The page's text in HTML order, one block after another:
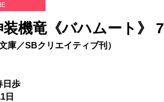
機竜《バハムート》 7
庫／SBクリエイティブ刊）
日歩
日